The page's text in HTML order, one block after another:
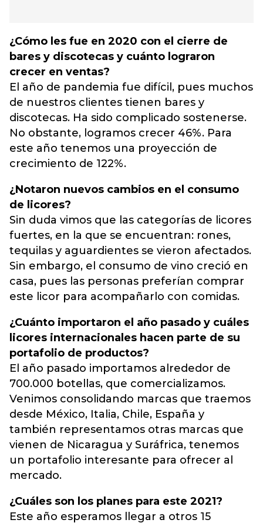
¿Cómo les fue en 2020 con el cierre de
bares y discotecas y cuánto lograron
crecer en ventas?
El año de pandemia fue difícil, pues muchos
de nuestros clientes tienen bares y
discotecas. Ha sido complicado sostenerse.
No obstante, logramos crecer 46%. Para
este año tenemos una proyección de
crecimiento de 122%.
¿Notaron nuevos cambios en el consumo
de licores?
Sin duda vimos que las categorías de licores
fuertes, en la que se encuentran: rones,
tequilas y aguardientes se vieron afectados.
Sin embargo, el consumo de vino creció en
casa, pues las personas preferían comprar
este licor para acompañarlo con comidas.
¿Cuánto importaron el año pasado y cuáles
licores internacionales hacen parte de su
portafolio de productos?
El año pasado importamos alrededor de
700.000 botellas, que comercializamos.
Venimos consolidando marcas que traemos
desde México, Italia, Chile, España y
también representamos otras marcas que
vienen de Nicaragua y Suráfrica, tenemos
un portafolio interesante para ofrecer al
mercado.
¿Cuáles son los planes para este 2021?
Este año esperamos llegar a otros 15